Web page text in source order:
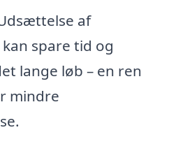
af
spare tid og
lange løb – en ren
mindre